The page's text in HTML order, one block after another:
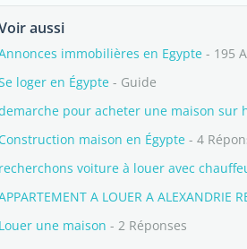
aussi
immobilières en Egypte - 195
loger en Égypte - Guide
pour acheter une maison sur
Construction maison en Égypte - 4
recherchons voiture à louer avec
A LOUER A ALEXANDRIE
Louer une maison - 2 Réponses